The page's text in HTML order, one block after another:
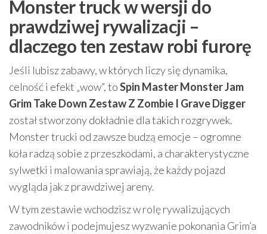
Monster truck w wersji do
prawdziwej rywalizacji –
dlaczego ten zestaw robi furorę
Jeśli lubisz zabawy, w których liczy się dynamika,
celność i efekt „wow”, toSpin Master Monster Jam
Grim Take Down Zestaw Z Zombie I Grave Digger
został stworzony dokładnie dla takich rozgrywek.
Monster trucki od zawsze budzą emocje – ogromne
koła radzą sobie z przeszkodami, a charakterystyczne
sylwetki i malowania sprawiają, że każdy pojazd
wygląda jak z prawdziwej areny.
W tym zestawie wchodzisz w rolę rywalizujących
zawodników i podejmujesz wyzwanie pokonania Grim’a